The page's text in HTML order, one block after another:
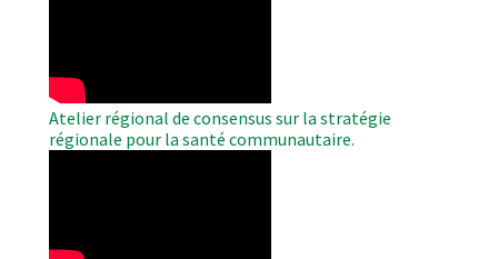
Atelier régional de consensus sur la stratégie
régionale pour la santé communautaire.